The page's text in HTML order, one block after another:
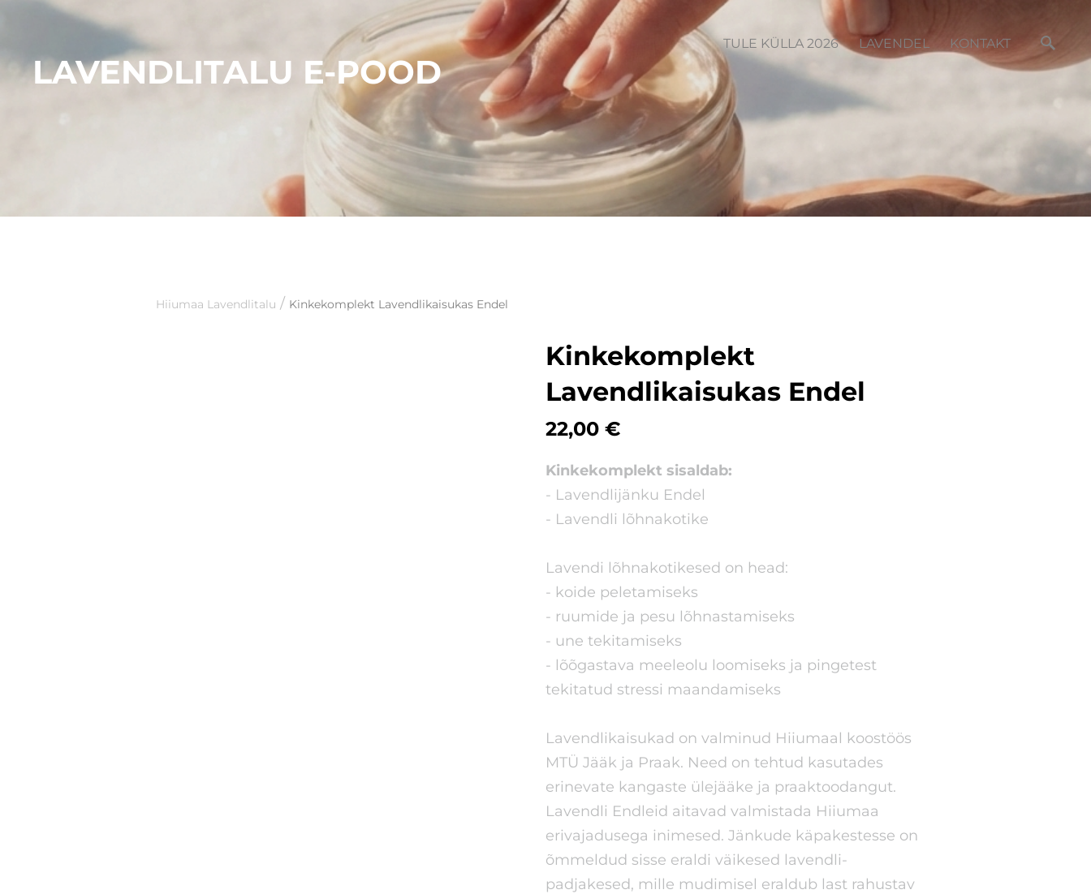
LAVENDLITALU E-POOD
TULE KÜLLA 2026 LAVENDEL KONTAKT
Hiiumaa Lavendlitalu / Kinkekomplekt Lavendlikaisukas Endel
Kinkekomplekt
Lavendlikaisukas Endel
22,00 €
Kinkekomplekt sisaldab:
- Lavendlijänku Endel
- Lavendli lõhnakotike
Lavendi lõhnakotikesed on head:
- koide peletamiseks
- ruumide ja pesu lõhnastamiseks
- une tekitamiseks
- lõõgastava meeleolu loomiseks ja pingetest
tekitatud stressi maandamiseks
Lavendlikaisukad on valminud Hiiumaal koostöös
MTÜ Jääk ja Praak. Need on tehtud kasutades
erinevate kangaste ülejääke ja praaktoodangut.
Lavendli Endleid aitavad valmistada Hiiumaa
erivajadusega inimesed. Jänkude käpakestesse on
õmmeldud sisse eraldi väikesed lavendli-
padjakesed, mille mudimisel eraldub last rahustav